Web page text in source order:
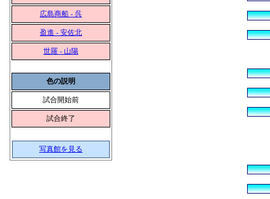
広島商船 - 呉
盈進 - 安佐北
世羅 - 山陽
色の説明
試合開始前
試合終了
写真館を見る